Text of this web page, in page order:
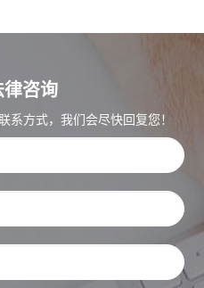
律咨询
系方式，我们会尽快回复您！